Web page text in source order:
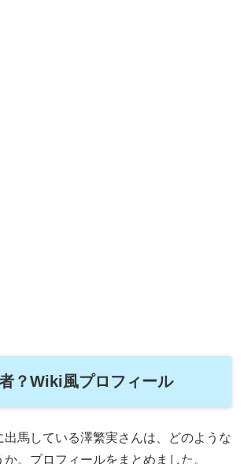
？Wiki風プロフィール
出馬している澤繁実さんは、どのような
か。プロフィールをまとめました。